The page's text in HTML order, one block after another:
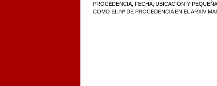
PROCEDENCIA, FECHA, UBICACIÓN Y
COMO EL Nº DE PROCEDENCIA EN EL ARXIV